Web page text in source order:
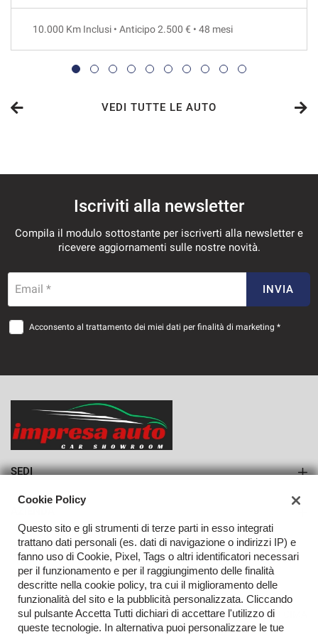
48 Mesi
VEDI
553€/mese
36 Mesi
36 Mesi
VEDI
10.000 Km Inclusi • Anticipo 2.500 € • 48 mesi
VEDI TUTTE LE AUTO
Iscriviti alla newsletter
Compila il modulo sottostante per iscriverti alla newsletter e
ricevere aggiornamenti sulle nostre novità.
Email * INVIA
Acconsento al trattamento dei miei dati per finalità di marketing *
SEDI
Azienda
Contatti
TORNA IN CIMA
Cookie Policy
Questo sito e gli strumenti di terze parti in esso integrati
trattano dati personali (es. dati di navigazione o indirizzi IP) e
fanno uso di Cookie, Pixel, Tags o altri identificatori necessari
per il funzionamento e per il raggiungimento delle finalità
descritte nella cookie policy, tra cui il miglioramento delle
funzionalità del sito e la pubblicità personalizzata. Cliccando
sul pulsante Accetta Tutti dichiari di accettare l'utilizzo di
queste tecnologie. In alternativa puoi personalizzare le tue